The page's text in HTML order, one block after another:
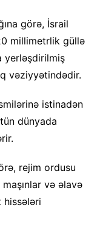
görə, İsrail
millimetrlik güllə
yerləşdirilmiş
vəziyyətindədir.
istinadən
dünyada
rejim ordusu
və əlavə
hissələri